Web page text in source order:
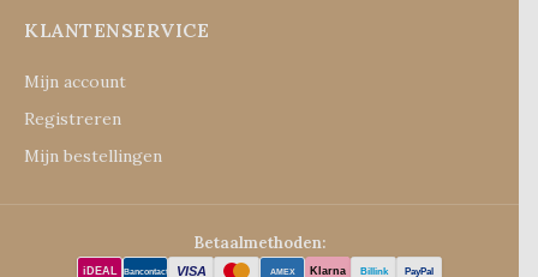
KLANTENSERVICE
Mijn account
Registreren
Mijn bestellingen
Betaalmethoden:
iDEAL Bancontact VISA AMEX Klarna Billink PayPal